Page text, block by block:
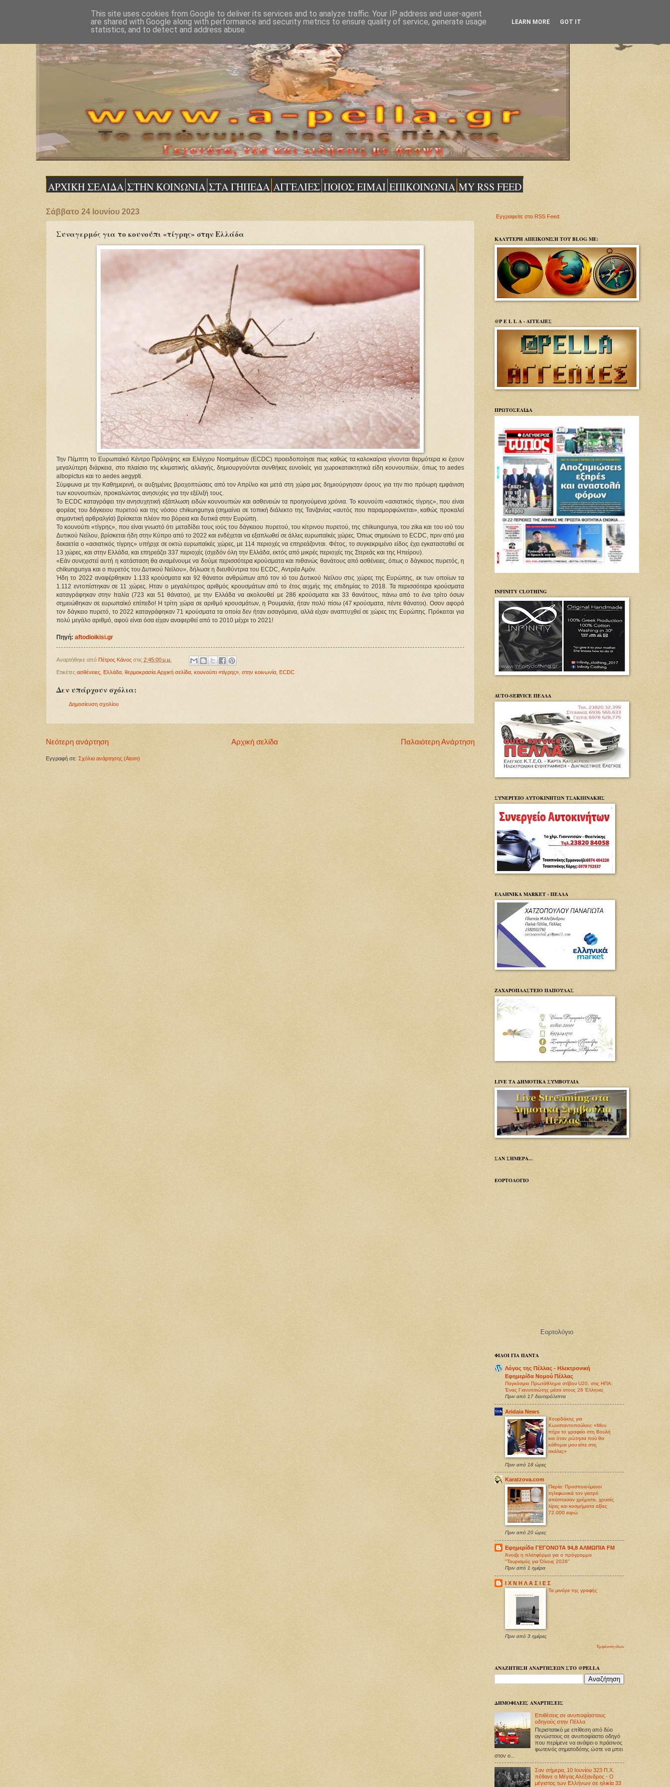
ΑΡΧΙΚΗ ΣΕΛΙΔΑ ΣΤΗΝ ΚΟΙΝΩΝΙΑ ΣΤΑ ΓΗΠΕΔΑ ΑΓΓΕΛΙΕΣ ΠΟΙΟΣ ΕΙΜΑΙ ΕΠΙΚΟΙΝΩΝΙΑ MY RSS FEED
Σάββατο 24 Ιουνίου 2023
Συναγερμός για το κουνούπι «τίγρης» στην Ελλάδα
Την Πέμπτη το Ευρωπαϊκό Κέντρο Πρόληψης και Ελέγχου Νοσημάτων (ECDC) προειδοποίησε πως καθώς τα καλοκαίρια γίνονται θερμότερα κι έχουν
μεγαλύτερη διάρκεια, στο πλαίσιο της κλιματικής αλλαγής, δημιουργούνται συνθήκες ευνοϊκές για χωροκατακτητικά είδη κουνουπιών, όπως το aedes
albopictus και το aedes aegypti.
Σύμφωνα με την Καθημερινή, οι αυξημένες βροχοπτώσεις από τον Απρίλιο και μετά στη χώρα μας δημιούργησαν όρους για την πιο πρόωρη εμφάνιση
των κουνουπιών, προκαλώντας ανησυχίες για την εξέλιξή τους.
Το ECDC καταγράφει την ανησυχητική εξάπλωση ειδών κουνουπιών και ασθενειών τα προηγούμενα χρόνια. Το κουνούπι «ασιατικός τίγρης», που είναι
φορέας του δάγκειου πυρετού και της νόσου chikungunya (σημαίνει σε τοπική διάλεκτο της Τανζανίας «αυτός που παραμορφώνεται», καθώς προκαλεί
σημαντική αρθραλγία) βρίσκεται πλέον πιο βόρεια και δυτικά στην Ευρώπη.
Το κουνούπι «τίγρης», που είναι γνωστό ότι μεταδίδει τους ιούς του δάγκειου πυρετού, του κίτρινου πυρετού, της chikungunya, του zika και του ιού του
Δυτικού Νείλου, βρίσκεται ήδη στην Κύπρο από το 2022 και ενδέχεται να εξαπλωθεί σε άλλες ευρωπαϊκές χώρες. Όπως σημειώνει το ΕCDC, πριν από μια
δεκαετία ο «ασιατικός τίγρης» υπήρχε σε οκτώ ευρωπαϊκές χώρες, με 114 περιοχές να επηρεάζονται. Φέτος, το συγκεκριμένο είδος έχει εγκατασταθεί σε
13 χώρες, και στην Ελλάδα, και επηρεάζει 337 περιοχές (σχεδόν όλη την Ελλάδα, εκτός από μικρές περιοχές της Στερεάς και της Ηπείρου).
«Εάν συνεχιστεί αυτή η κατάσταση θα αναμένουμε να δούμε περισσότερα κρούσματα και πιθανώς θανάτους από ασθένειες, όπως ο δάγκειος πυρετός, η
chikungunya και ο πυρετός του Δυτικού Νείλου», δήλωσε η διευθύντρια του ECDC, Αντρέα Αμόν.
Ήδη το 2022 αναφέρθηκαν 1.133 κρούσματα και 92 θάνατοι ανθρώπων από τον ιό του Δυτικού Νείλου στις χώρες της Ευρώπης, εκ των οποίων τα
1.112 εντοπίστηκαν σε 11 χώρες. Ηταν ο μεγαλύτερος αριθμός κρουσμάτων από το έτος αιχμής της επιδημίας το 2018. Τα περισσότερα κρούσματα
καταγράφηκαν στην Ιταλία (723 και 51 θάνατοι), με την Ελλάδα να ακολουθεί με 286 κρούσματα και 33 θανάτους, πάνω από το ένα τρίτο όσων
σημειώθηκαν σε ευρωπαϊκό επίπεδο! Η τρίτη χώρα σε αριθμό κρουσμάτων, η Ρουμανία, ήταν πολύ πίσω (47 κρούσματα, πέντε θάνατοι). Οσον αφορά
τον δάγκειο πυρετό, το 2022 καταγράφηκαν 71 κρούσματα τα οποία δεν ήταν εισαγόμενα, αλλά είχαν αναπτυχθεί σε χώρες της Ευρώπης. Πρόκειται για
πολύ μεγάλο αριθμό, αφού είναι όσα είχαν αναφερθεί από το 2010 μέχρι το 2021!
Πηγή: aftodioikisi.gr
Αναρτήθηκε από Πέτρος Κάνος στις 2:45:00 μ.μ.
Ετικέτες ασθένειες Ελλάδα θερμοκρασία.Αρχική σελίδα κουνούπι «τίγρης» στην κοινωνία ECDC
Δεν υπάρχουν σχόλια:
Δημοσίευση σχολίου
Νεότερη ανάρτηση Παλαιότερη Ανάρτηση
Αρχική σελίδα
Εγγραφή σε: Σχόλια ανάρτησης (Atom)
Εγγραφείτε στο RSS Feed
ΚΑΛΥΤΕΡΗ ΑΠΕΙΚΟΝΙΣΗ ΤΟΥ BLOG ΜΕ:
@P E L L A - ΑΓΓΕΛΙΕΣ
ΠΡΩΤΟΣΕΛΙΔΑ
INFINITY CLOTHING
AUTO-SERVICE ΠΕΛΛΑ
ΣΥΝΕΡΓΕΙΟ ΑΥΤΟΚΙΝΗΤΩΝ ΤΣΑΚΠΙΝΑΚΗΣ
ΕΛΛΗΝΙΚΑ MARKET - ΠΕΛΛΑ
ΖΑΧΑΡΟΠΛΑΣΤΕΙΟ ΠΑΠΟΥΛΑΣ
LIVE ΤΑ ΔΗΜΟΤΙΚΑ ΣΥΜΒΟΥΛΙΑ
ΣΑΝ ΣΗΜΕΡΑ...
ΕΟΡΤΟΛΟΓΙΟ
Εορτολόγιο
ΦΙΛΟΙ ΓΙΑ ΠΑΝΤΑ
Λόγος της Πέλλας - Ηλεκτρονική
Εφημερίδα Νομού Πέλλας
Παγκόσμιο Πρωτάθλημα στίβου U20, στις ΗΠΑ:
Ένας Γιαννιτσιώτης μέσα στους 26 Έλληνες
Πριν από 17 δευτερόλεπτα
Aridaia News
Χουρδάκης για
Κωνσταντοπούλου: «Μου
πήρε το γραφείο στη Βουλή
και όταν ρώτησα πού θα
κάθομαι μου είπε στις
σκάλες»
Πριν από 18 ώρες
Karatzova.com
Πιερία: Προσποιούμενοι
τηλεφωνικά τον γιατρό
απέσπασαν χρήματα, χρυσές
λίρες και κοσμήματα αξίας
72.000 ευρώ
Πριν από 20 ώρες
Εφημερίδα ΓΕΓΟΝΟΤΑ 94,8 ΑΛΜΩΠΙΑ FM
Άνοιξε η πλατφόρμα για ο πρόγραμμα
"Τουρισμός για Όλους 2026"
Πριν από 1 ημέρα
Ι Χ Ν Η Λ Α Σ Ι Ε Σ
Τα μινόρε της γραφής
Πριν από 3 ημέρες
Εμφάνιση όλων
ΑΝΑΖΗΤΗΣΗ ΑΝΑΡΤΗΣΕΩΝ ΣΤΟ @PELLA
ΔΗΜΟΦΙΛΕΙΣ ΑΝΑΡΤΗΣΕΙΣ
Επιθέσεις σε ανυποψίαστους
οδηγούς στην Πέλλα
Περιστατικό με επίθεση από δύο
αγνώστους σε ανυποψίαστο οδηγό
που περίμενε να ανάψει ο πράσινος
φωτεινός σηματοδότης ώστε να μπει
στον ο...
Σαν σήμερα, 10 Ιουνίου 323 Π.Χ.
πέθανε ο Μέγας Αλέξανδρος - Ο
μέγιστος των Ελλήνων σε ηλικία 33
This site uses cookies from Google to deliver its services and to analyze traffic. Your IP address and user-agent
are shared with Google along with performance and security metrics to ensure quality of service, generate usage
statistics, and to detect and address abuse.
LEARN MORE GOT IT